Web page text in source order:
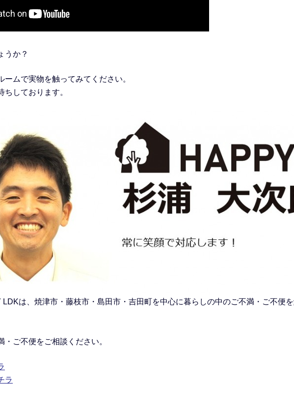
うか？
ームで実物を触ってみてください。
ちしております。
は、焼津市・藤枝市・島田市・吉田町を中心に暮らしの中のご不満・ご不便
・ご不便をご相談ください。
ラ